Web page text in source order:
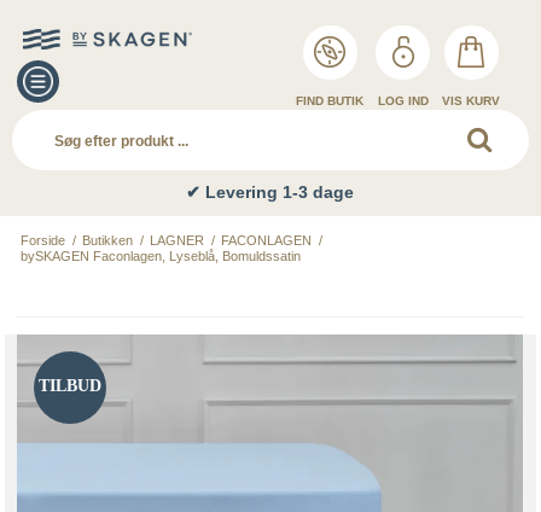
FIND BUTIK LOG IND VIS KURV
✔ Levering 1-3 dage
Forside / Butikken / LAGNER / FACONLAGEN /
bySKAGEN Faconlagen, Lyseblå, Bomuldssatin
TILBUD